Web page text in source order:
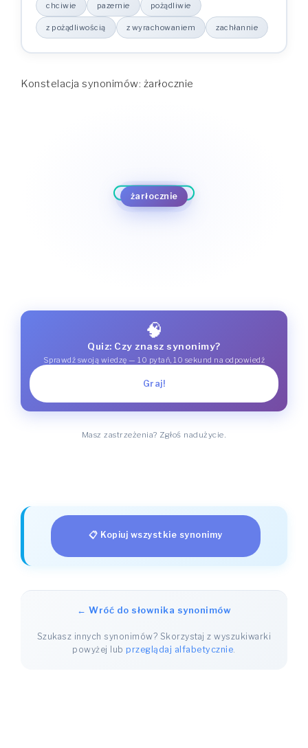
chciwie pazernie pożądliwie
z pożądliwością z wyrachowaniem zachłannie
Konstelacja synonimów: żarłocznie
żarłocznie
chciwie
pazernie
pożądliwie
z pożądliwością
z wyrachowaniem
zachłannie
🧠
Quiz: Czy znasz synonimy?
Sprawdź swoją wiedzę — 10 pytań, 10 sekund na odpowiedź
Graj!
Masz zastrzeżenia? Zgłoś nadużycie.
📋 Kopiuj wszystkie synonimy
← Wróć do słownika synonimów
Szukasz innych synonimów? Skorzystaj z wyszukiwarki
powyżej lubprzeglądaj alfabetycznie